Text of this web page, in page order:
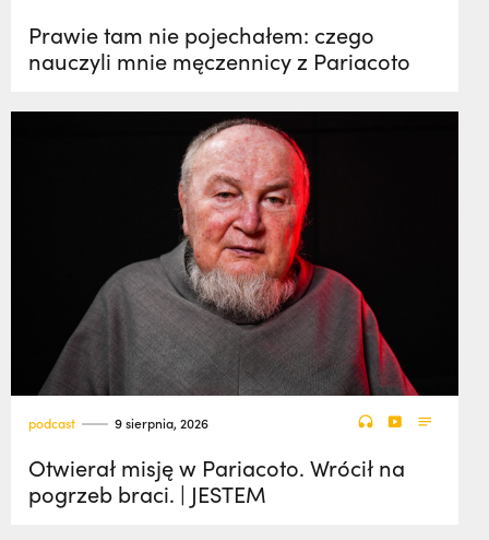
Prawie tam nie pojechałem: czego
nauczyli mnie męczennicy z Pariacoto
podcast 9 sierpnia, 2026
Otwierał misję w Pariacoto. Wrócił na
pogrzeb braci. | JESTEM